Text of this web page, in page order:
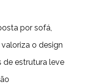
por sofá,
o design
de estrutura leve